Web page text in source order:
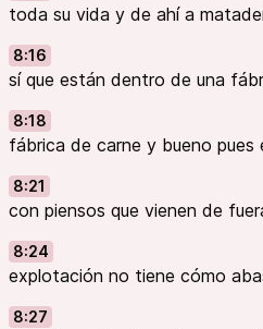
toda su vida y de ahí a
8:16
sí que están dentro de una
8:18
fábrica de carne y bueno pues
8:21
con piensos que vienen de
8:24
explotación no tiene cómo
8:27